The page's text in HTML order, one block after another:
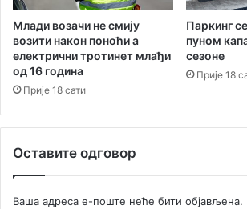
ц
е
г
-
Н
о
С
а
Млади возачи не смију
возити након поноћи а
електрични тротинет млађи
од 16 година
Прије 18 сати
Паркинг
пуном
сезоне
Прије 18
Оставите одговор
Ваша адреса е-поште неће бити објављена.